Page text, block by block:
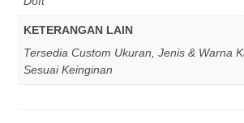
KETERANGAN LAIN
Tersedia Custom Ukuran, Jenis & Warna
Sesuai Keinginan